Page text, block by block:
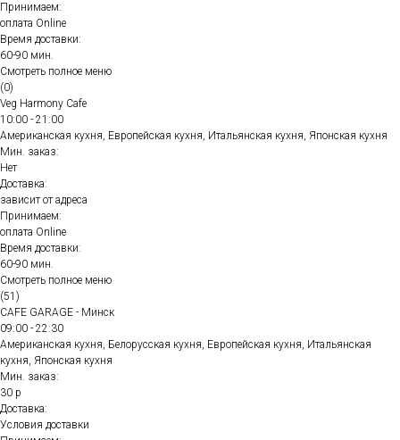
Принимаем:
оплата Online
Время доставки:
60-90 мин.
Смотреть полное меню
(0)
Veg Harmony Cafe
10:00 - 21:00
Американская кухня, Европейская кухня, Итальянская кухня, Японская кухня
Мин. заказ:
Нет
Доставка:
зависит от адреса
Принимаем:
оплата Online
Время доставки:
60-90 мин.
Смотреть полное меню
(51)
CAFE GARAGE - Минск
09:00 - 22:30
Американская кухня, Белорусская кухня, Европейская кухня, Итальянская
кухня, Японская кухня
Мин. заказ:
30 р
Доставка:
Условия доставки